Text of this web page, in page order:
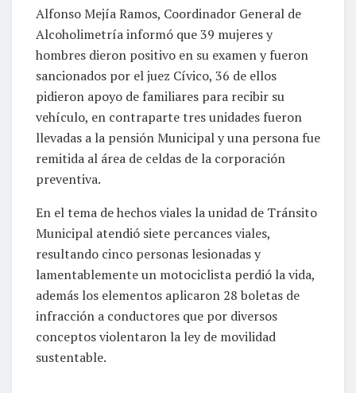
Alfonso Mejía Ramos, Coordinador General de
Alcoholimetría informó que 39 mujeres y
hombres dieron positivo en su examen y fueron
sancionados por el juez Cívico, 36 de ellos
pidieron apoyo de familiares para recibir su
vehículo, en contraparte tres unidades fueron
llevadas a la pensión Municipal y una persona fue
remitida al área de celdas de la corporación
preventiva.
En el tema de hechos viales la unidad de Tránsito
Municipal atendió siete percances viales,
resultando cinco personas lesionadas y
lamentablemente un motociclista perdió la vida,
además los elementos aplicaron 28 boletas de
infracción a conductores que por diversos
conceptos violentaron la ley de movilidad
sustentable.